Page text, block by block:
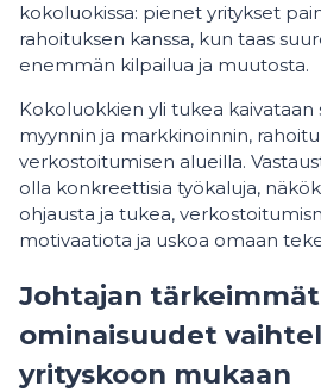
kokoluokissa: pienet yritykset
rahoituksen kanssa, kun taas
enemmän kilpailua ja muutosta.
Kokoluokkien yli tukea kaivataan
myynnin ja markkinoinnin,
verkostoitumisen alueilla.
olla konkreettisia työkaluja,
ohjausta ja tukea,
motivaatiota ja uskoa omaan
Johtajan tärkeimmät
ominaisuudet
yrityskoon mukaan